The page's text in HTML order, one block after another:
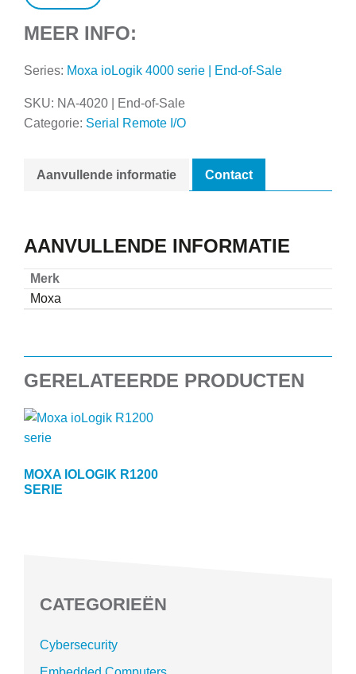
MEER INFO:
Series: Moxa ioLogik 4000 serie | End-of-Sale
SKU: NA-4020 | End-of-Sale
Categorie: Serial Remote I/O
Aanvullende informatie Contact
AANVULLENDE INFORMATIE
Merk
Moxa
GERELATEERDE PRODUCTEN
MOXA IOLOGIK R1200
SERIE
CATEGORIEËN
Cybersecurity